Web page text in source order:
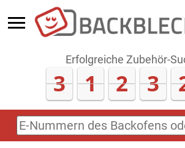
Erfolgreiche Zubehör-
3 1 2 3
E-
Nummern